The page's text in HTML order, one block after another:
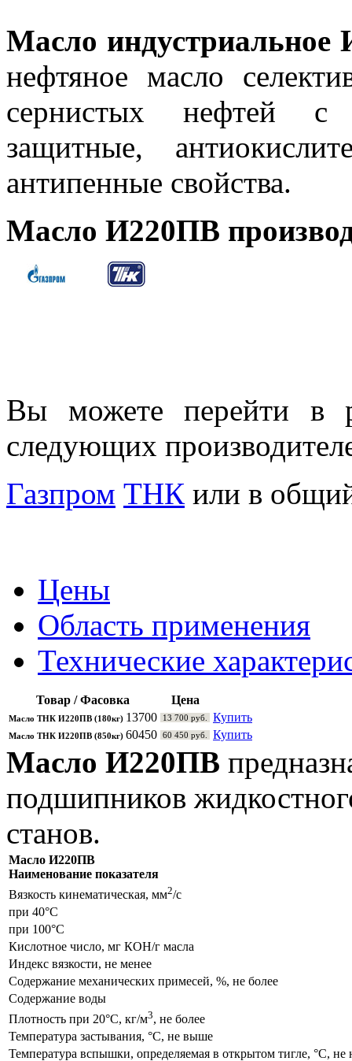
Масло
нефтяное масло
сернистых нефтей с
защитные,
антипенные свойства.
Масло И220ПВ
Вы можете перейти в
следующих
Газпром ТНК или в
Цены
Область применения
Технические
Товар / Фасовка Цена
Масло ТНК И220ПВ (180кг) 13700 13 700 руб. Купить
Масло ТНК И220ПВ (850кг) 60450 60 450 руб. Купить
Масло И220ПВ
подшипников
станов.
Масло И220ПВ
Наименование показателя
Вязкость кинематическая, мм2/с
при 40°С
при 100°С
Кислотное число, мг КОН/г масла
Индекс вязкости, не менее
Содержание механических примесей, %, не более
Содержание воды
Плотность при 20°С, кг/м3, не более
Температура застывания, °С, не выше
Температура вспышки, определяемая в открытом тигле, °С, не